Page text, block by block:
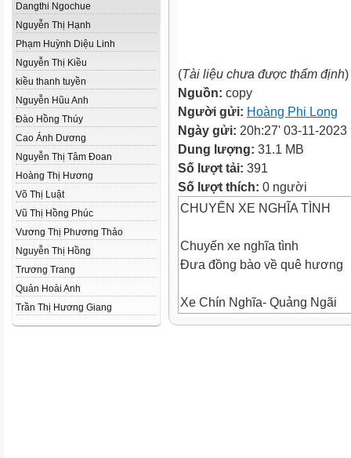
Dangthi Ngochue
Nguyễn Thị Hạnh
Phạm Huỳnh Diệu Linh
Nguyễn Thị Kiều
kiều thanh tuyền
Nguyễn Hũu Anh
Đào Hồng Thúy
Cao Ánh Dương
Nguyễn Thị Tâm Đoan
Hoàng Thị Hương
Võ Thị Luật
Vũ Thị Hồng Phúc
Vương Thị Phương Thảo
Nguyễn Thị Hồng
Trương Trang
Quản Hoài Anh
Trần Thị Hương Giang
(Tài liệu chưa được thẩm định)
Nguồn: copy
Người gửi: Hoàng Phi Long
Ngày gửi: 20h:27' 03-11-2023
Dung lượng: 31.1 MB
Số lượt tải: 391
Số lượt thích: 0 người
CHUYẾN XE NGHĨA TÌNH
Chuyến xe nghĩa tình
Đưa đồng bào về quê hương
Xe Chín Nghĩa- Quảng Ngãi